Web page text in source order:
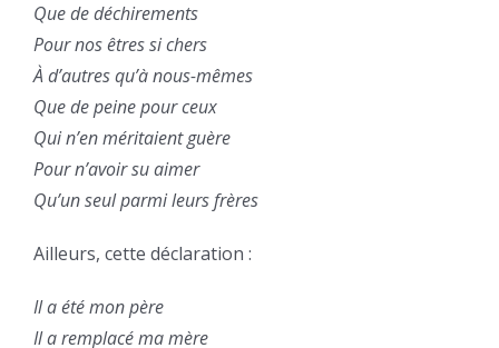
Que de déchirements
Pour nos êtres si chers
À d’autres qu’à nous-mêmes
Que de peine pour ceux
Qui n’en méritaient guère
Pour n’avoir su aimer
Qu’un seul parmi leurs frères
Ailleurs, cette déclaration :
Il a été mon père
Il a remplacé ma mère